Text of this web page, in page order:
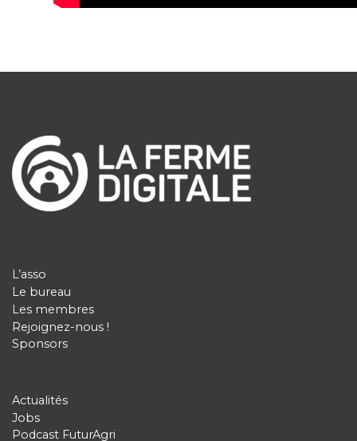
L’asso
Le bureau
Les membres
Rejoignez-nous !
Sponsors
Actualités
Jobs
Podcast FuturAgri